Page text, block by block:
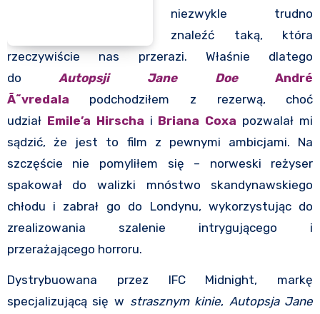
niezwykle trudno
znaleźć taką, która
rzeczywiście nas przerazi. Właśnie dlatego
doAutopsji Jane Doe
André
Ã˜vredala
podchodziłem z rezerwą, choć
udział Emile’a Hirscha i Briana Coxa pozwalał mi
sądzić, że jest to film z pewnymi ambicjami. Na
szczęście nie pomyliłem się – norweski reżyser
spakował do walizki mnóstwo skandynawskiego
chłodu i zabrał go do Londynu, wykorzystując do
zrealizowania szalenie intrygującego i
przerażającego horroru.
Dystrybuowana przez IFC Midnight, markę
specjalizującą się w strasznym kinie, Autopsja Jane